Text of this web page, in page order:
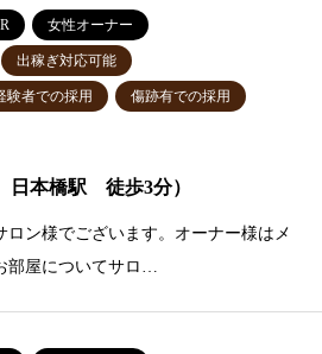
女性オーナー
出稼ぎ対応可能
験者での採用 傷跡有での採用
日本橋駅 徒歩3分）
ン様でございます。オーナー様はメ
部屋についてサロ…